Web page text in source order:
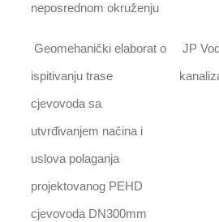
neposrednom okruženju
Geomehanički elaborat o
ispitivanju trase
cjevovoda sa
utvrđivanjem načina i
uslova polaganja
projektovanog PEHD
cjevovoda DN300mm
JP